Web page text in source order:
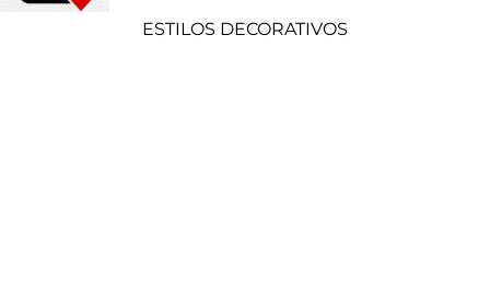
ESTILOS DECORATIVOS